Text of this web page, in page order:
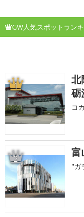
GW人気スポットラン
1
北
砺
コ
2 富
"ガ